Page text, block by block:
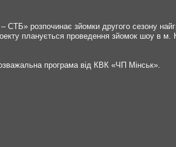
СТБ» розпочинає зйомки другого сезону
планується проведення зйомок шоу в м.
програма від КВК «ЧП Мінськ».